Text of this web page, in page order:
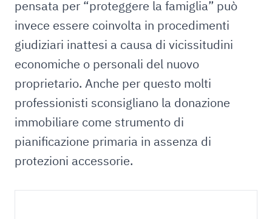
pensata per “proteggere la famiglia” può
invece essere coinvolta in procedimenti
giudiziari inattesi a causa di vicissitudini
economiche o personali del nuovo
proprietario. Anche per questo molti
professionisti sconsigliano la donazione
immobiliare come strumento di
pianificazione primaria in assenza di
protezioni accessorie.